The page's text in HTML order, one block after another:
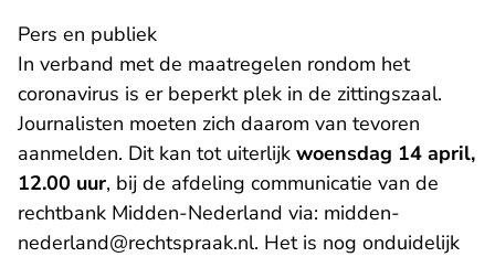
Pers en publiek
In verband met de maatregelen rondom het
coronavirus is er beperkt plek in de zittingszaal.
Journalisten moeten zich daarom van tevoren
aanmelden. Dit kan tot uiterlijk woensdag 14 april,
12.00 uur, bij de afdeling communicatie van de
rechtbank Midden-Nederland via: midden-
nederland@rechtspraak.nl- U verlaat Rechtspraak.nl
. Het is nog onduidelijk